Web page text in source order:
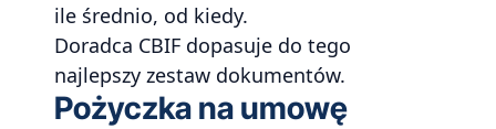
ile średnio, od kiedy.
Doradca CBIF dopasuje do tego
najlepszy zestaw dokumentów.
Pożyczka na umowę